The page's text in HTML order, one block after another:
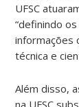
UFSC
“definindo
informações
técnica e
Além disso,
na UFSC